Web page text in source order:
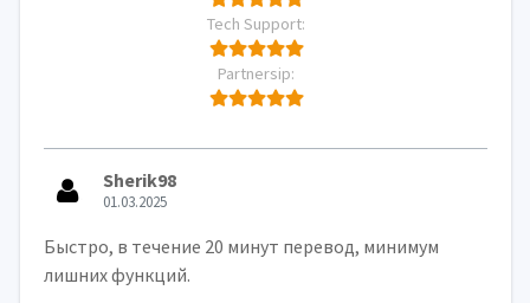
Tech Support:
Partnersip:
Sherik98
01.03.2025
Быстро, в течение 20 минут перевод, минимум
лишних функций.